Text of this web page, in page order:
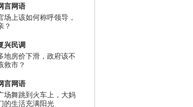
言网语
场上该如何称呼领导，
？
兴民调
地房价下滑，政府该不
救市？
言网语
场舞跳到火车上，大妈
的生活充满阳光